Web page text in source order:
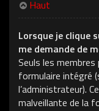
Haut
Lorsque je clique
me demande de
Seuls les membres
formulaire intégré
l’administrateur).
malveillante de la